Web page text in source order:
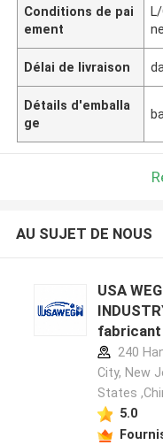
Conditions de pai
ement
Délai de livraison
Détails d'emballa
ge
AU SUJET DE NOUS
USA
fabricant
240
City, New
States
5.0